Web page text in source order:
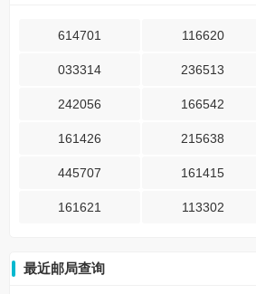
614701 116620
033314 236513
242056 166542
161426 215638
445707 161415
161621 113302
最近邮局查询